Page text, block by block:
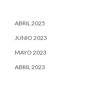
ABRIL 2025
JUNIO 2023
MAYO 2023
ABRIL 2023